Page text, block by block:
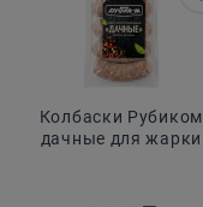
Колбаски Рубиком
дачные для жарки